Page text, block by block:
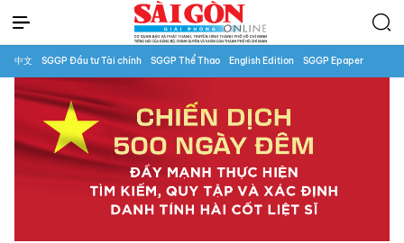
中文 SGGP Đầu tư Tài chính SGGP Thể Thao English Edition SGGP Epaper